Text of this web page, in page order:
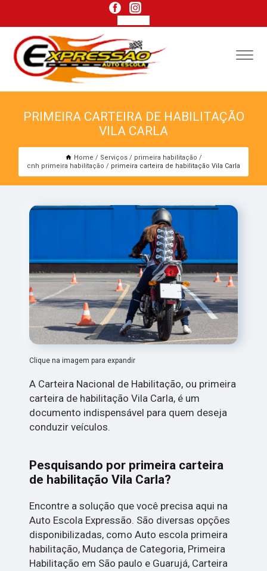
PRIMEIRA CARTEIRA DE HABILITAÇÃO
VILA CARLA
Home Serviços
primeira habilitação
cnh primeira habilitação
primeira carteira de habilitação Vila Carla
Clique na imagem para expandir
A Carteira Nacional de Habilitação, ou primeira
carteira de habilitação Vila Carla, é um
documento indispensável para quem deseja
conduzir veículos.
Pesquisando por primeira carteira
de habilitação Vila Carla?
Encontre a solução que você precisa aqui na
Auto Escola Expressão. São diversas opções
disponibilizadas, como Auto escola primeira
habilitação, Mudança de Categoria, Primeira
Habilitação em São paulo e Guarujá, Carteira